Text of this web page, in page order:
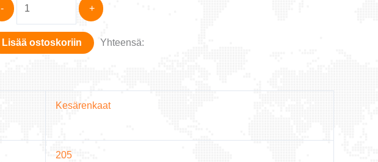
-
Transit
RA58
+
Lisää ostoskoriin Yhteensä:
Kesärenkaat
205